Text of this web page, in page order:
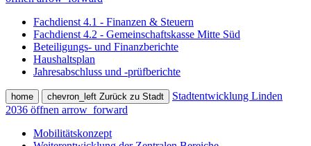
Fachdienst 4.1 - Finanzen & Steuern
Fachdienst 4.2 - Gemeinschaftskasse Mitte Süd
Beteiligungs- und Finanzberichte
Haushaltsplan
Jahresabschluss und -prüfberichte
home chevron_left Zurück zu Stadt
Stadtentwicklung Linden
2036 öffnen arrow_forward
Mobilitätskonzept